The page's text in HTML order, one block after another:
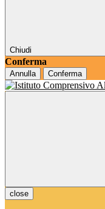
Chiudi
Conferma
Annulla Conferma
close